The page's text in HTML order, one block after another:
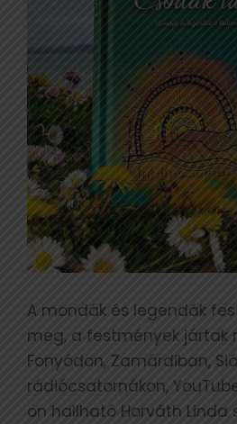
A mondák és legendák
meg, a festmények jártak
Fonyódon, Zamárdiban,
rádiócsatornákon,
on hallható Horváth Linda